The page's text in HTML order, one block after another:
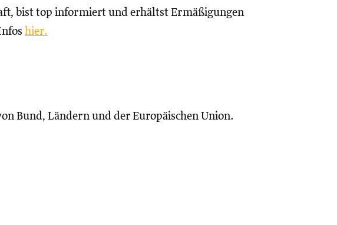
bist top informiert und erhältst Ermäßigungen
hier.
Bund, Ländern und der Europäischen Union.